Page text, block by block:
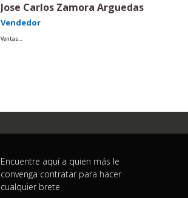
Jose Carlos Zamora Arguedas
Vendedor
Ventas...
Encuentre aquí a quien más le
convenga contratar para hacer
cualquier brete